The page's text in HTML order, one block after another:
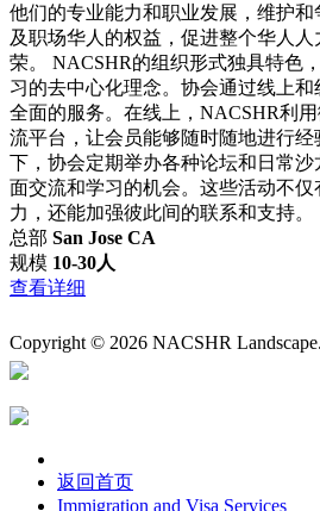
他们的专业能力和职业发展，维护
及职场华人的权益，促进整个华人
荣。 NACSHR的组织形式独具特色
习的去中心化理念。协会通过线上
全面的服务。在线上，NACSHR利
流平台，让会员能够随时随地进行
下，协会定期举办各种论坛和日常
面交流和学习的机会。这些活动不
力，还能加强彼此间的联系和支持。
总部 San Jose CA
规模 10-30人
查看详细
Copyright © 2026 NACSHR
返回首页
Immigration and Visa Services